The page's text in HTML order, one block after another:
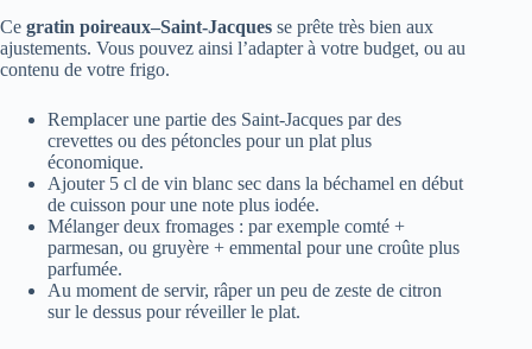
Ce gratin poireaux–Saint-Jacques se prête très bien aux
ajustements. Vous pouvez ainsi l’adapter à votre budget, ou au
contenu de votre frigo.
Remplacer une partie des Saint-Jacques par des
crevettes ou des pétoncles pour un plat plus
économique.
Ajouter 5 cl de vin blanc sec dans la béchamel en début
de cuisson pour une note plus iodée.
Mélanger deux fromages : par exemple comté +
parmesan, ou gruyère + emmental pour une croûte plus
parfumée.
Au moment de servir, râper un peu de zeste de citron
sur le dessus pour réveiller le plat.